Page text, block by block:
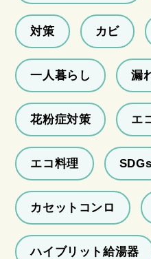
対策 カビ
一人暮らし 漏
花粉症対策 エ
エコ料理 SDGs
カセットコンロ
ハイブリット給湯器